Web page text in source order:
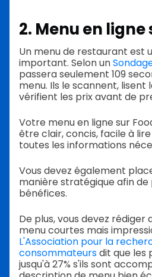
2. Menu en
Un menu de restaurant est
important. Selon un
passera seulement 109
menu. Ils le scannent, lisent
vérifient les prix avant de
Votre menu en ligne sur
être clair, concis, facile à
toutes les informations
Vous devez également
manière stratégique afin de
bénéfices.
De plus, vous devez rédiger
menu courtes mais
L'Association pour la
consommateursdit que les
jusqu'à 27% s'ils sont